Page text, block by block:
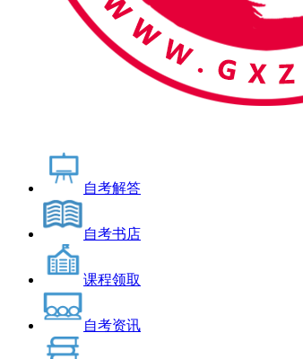
自考解答
自考书店
课程领取
自考资讯